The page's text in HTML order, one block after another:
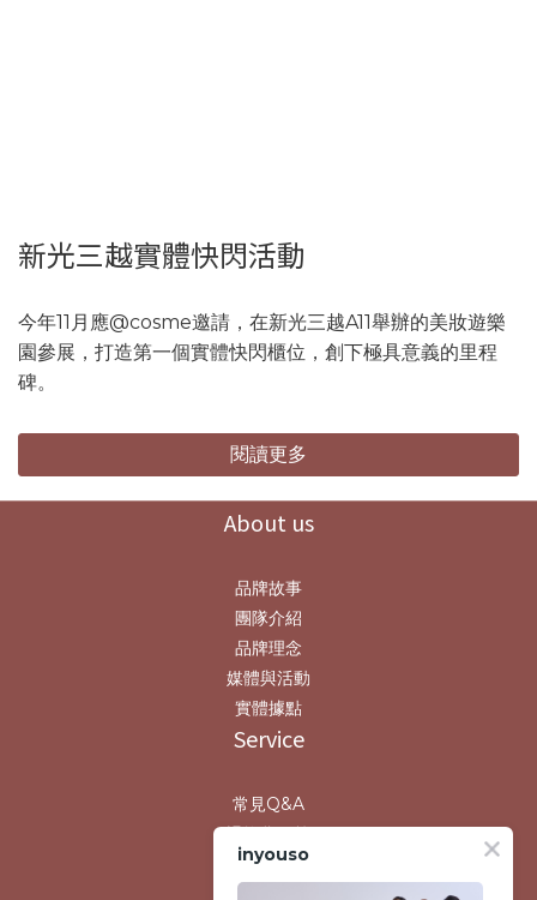
新光三越實體快閃活動
今年11月應@cosme邀請，在新光三越A11舉辦的美妝遊樂
園參展，打造第一個實體快閃櫃位，創下極具意義的里程
碑。
閱讀更多
About us
品牌故事
團隊介紹
品牌理念
媒體與活動
實體據點
Service
常見Q&A
退換貨政策
運送政策
inyouso